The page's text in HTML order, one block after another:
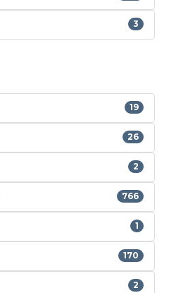
3
19
26
2
766
1
170
2